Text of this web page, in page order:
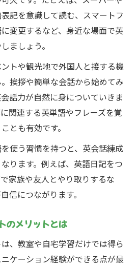
記を意識して読む、スマートフ
変更するなど、身近な場面で英
ましょう。
トや観光地で外国人と接する機
挨拶や簡単な会話から始めてみ
話力が自然に身についていきま
関連する英単語やフレーズを覚
とも有効です。
使う習慣を持つと、英会話練成
ります。例えば、英語日記をつ
家族や友人とやり取りするな
信につながります。
のメリットとは
、教室や自宅学習だけでは得ら
ケーション経験ができる点が最